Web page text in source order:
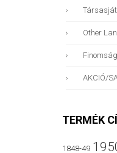
Other
AKCIÓ/
TERMÉK
1848-49